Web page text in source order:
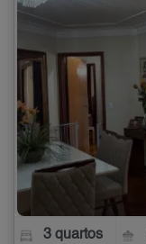
3 quartos